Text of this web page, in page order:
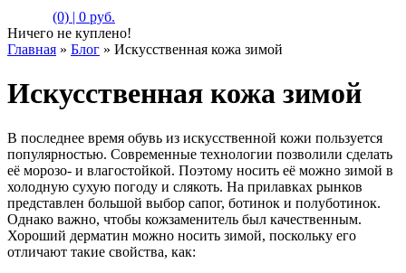
(0) | 0 руб.
Ничего не куплено!
Главная » Блог » Искусственная кожа зимой
Искусственная кожа зимой
В последнее время обувь из искусственной кожи пользуется
популярностью. Современные технологии позволили сделать
её морозо- и влагостойкой. Поэтому носить её можно зимой в
холодную сухую погоду и слякоть. На прилавках рынков
представлен большой выбор сапог, ботинок и полуботинок.
Однако важно, чтобы кожзаменитель был качественным.
Хороший дерматин можно носить зимой, поскольку его
отличают такие свойства, как: